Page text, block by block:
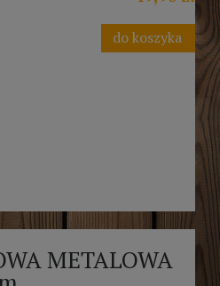
do koszyka
METALOWA